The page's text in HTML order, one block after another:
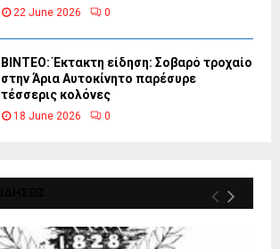
22 June 2026 0
ΒΙΝΤΕΟ: Έκτακτη είδηση: Σοβαρό τροχαίο
στην Άρια Αυτοκίνητο παρέσυρε
τέσσερις κολόνες
18 June 2026 0